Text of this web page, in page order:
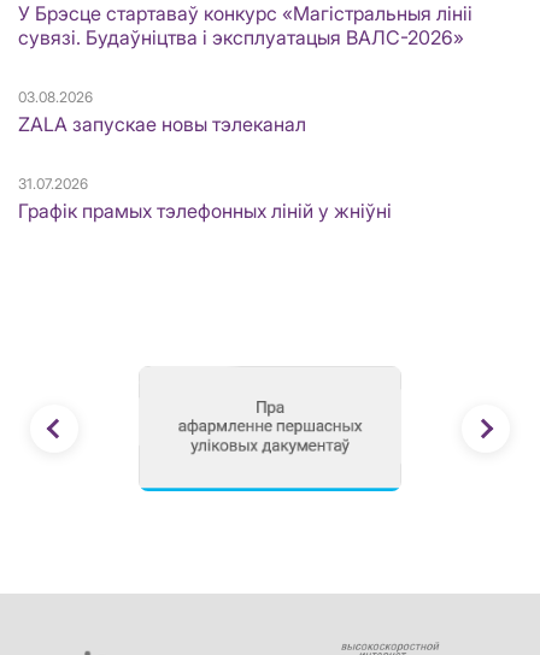
У Брэсце стартаваў конкурс «Магістральныя лініі
сувязі. Будаўніцтва і эксплуатацыя ВАЛС-2026»
03.08.2026
ZALA запускае новы тэлеканал
31.07.2026
Графік прамых тэлефонных ліній у жніўні